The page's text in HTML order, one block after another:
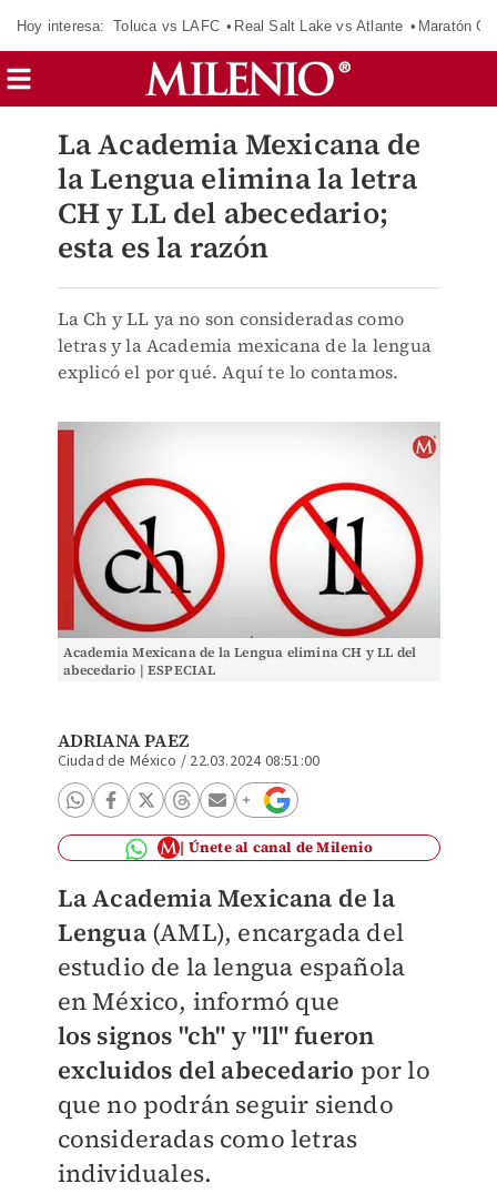
Hoy interesa: Toluca vs LAFC Real Salt Lake vs Atlante Maratón
La Academia Mexicana de
la Lengua elimina la letra
CH y LL del abecedario;
esta es la razón
La Ch y LL ya no son consideradas como
letras y la Academia mexicana de la lengua
explicó el por qué. Aquí te lo contamos.
Academia Mexicana de la Lengua elimina CH y LL del
abecedario | ESPECIAL
ADRIANA PAEZ
Ciudad de México / 22.03.2024 08:51:00
Únete al canal de Milenio
LaAcademia Mexicana de la
Lengua (AML), encargada del
estudio de la lengua española
en México, informó que
los signos "ch" y "ll" fueron
excluidos del abecedario por lo
que no podrán seguir siendo
consideradas como letras
individuales.